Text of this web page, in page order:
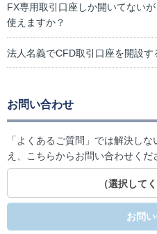
FX専用取引口座しか開いてない
使えますか？
法人名義でCFD取引口座を開設す
お問い合わせ
「よくあるご質問」では解決し
え、こちらからお問い合わせくだ
（選択して
お問